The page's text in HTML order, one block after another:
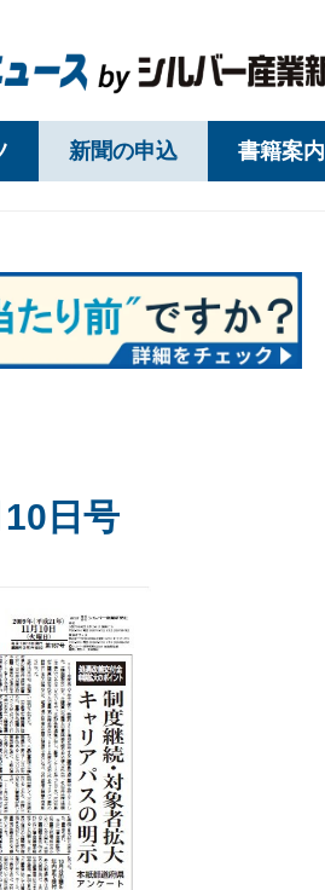
新聞の申込 書籍案内
日号